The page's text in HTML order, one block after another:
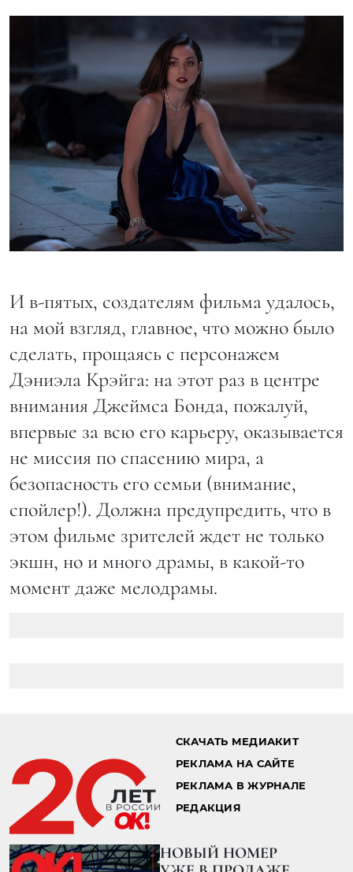
И в-пятых, создателям фильма удалось,
на мой взгляд, главное, что можно было
сделать, прощаясь с персонажем
Дэниэла Крэйга: на этот раз в центре
внимания Джеймса Бонда, пожалуй,
впервые за всю его карьеру, оказывается
не миссия по спасению мира, а
безопасность его семьи (внимание,
спойлер!). Должна предупредить, что в
этом фильме зрителей ждет не только
экшн, но и много драмы, в какой-то
момент даже мелодрамы.
СКАЧАТЬ МЕДИАКИТ
РЕКЛАМА НА САЙТЕ
РЕКЛАМА В ЖУРНАЛЕ
РЕДАКЦИЯ
НОВЫЙ НОМЕР